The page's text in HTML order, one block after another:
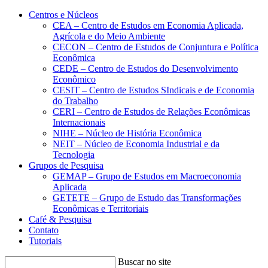
Conteúdo principal Menu principal
Centros e Núcleos
CEA – Centro de Estudos em Economia Aplicada,
Agrícola e do Meio Ambiente
CECON – Centro de Estudos de Conjuntura e Política
Econômica
CEDE – Centro de Estudos do Desenvolvimento
Econômico
CESIT – Centro de Estudos SIndicais e de Economia
do Trabalho
CERI – Centro de Estudos de Relações Econômicas
Internacionais
NIHE – Núcleo de História Econômica
NEIT – Núcleo de Economia Industrial e da
Tecnologia
Grupos de Pesquisa
GEMAP – Grupo de Estudos em Macroeconomia
Aplicada
GETETE – Grupo de Estudo das Transformações
Econômicas e Territoriais
Café & Pesquisa
Contato
Tutoriais
Buscar no site